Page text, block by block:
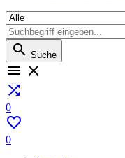
 Suche
 

0

0